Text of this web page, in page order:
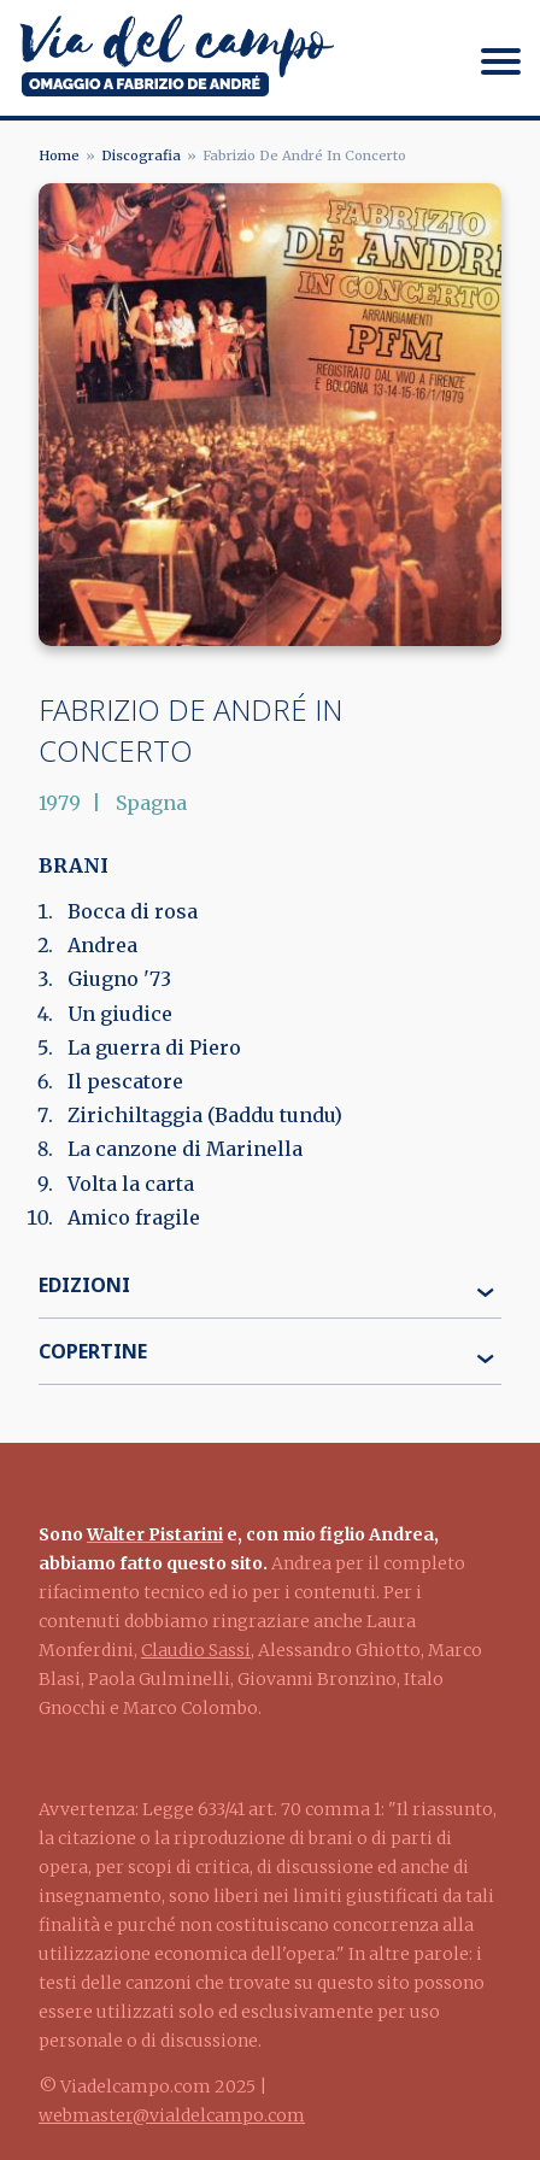
contenuto
principale
Via del campo
BRICIOLE
DI
PANE
Home Discografia Fabrizio De André In Concerto
Image
FABRIZIO DE ANDRÉ IN
CONCERTO
1979 Spagna
BRANI
Bocca di rosa
Andrea
Giugno '73
Un giudice
La guerra di Piero
Il pescatore
Zirichiltaggia (Baddu tundu)
La canzone di Marinella
Volta la carta
Amico fragile
EDIZIONI
COPERTINE
SonoWalter Pistarini e, con mio figlio Andrea,
abbiamo fatto questo sito. Andrea per il completo
rifacimento tecnico ed io per i contenuti. Per i
contenuti dobbiamo ringraziare anche Laura
Monferdini, Claudio Sassi, Alessandro Ghiotto, Marco
Blasi, Paola Gulminelli, Giovanni Bronzino, Italo
Gnocchi e Marco Colombo.
Avvertenza: Legge 633/41 art. 70 comma 1: "Il riassunto,
la citazione o la riproduzione di brani o di parti di
opera, per scopi di critica, di discussione ed anche di
insegnamento, sono liberi nei limiti giustificati da tali
finalità e purché non costituiscano concorrenza alla
utilizzazione economica dell'opera." In altre parole: i
testi delle canzoni che trovate su questo sito possono
essere utilizzati solo ed esclusivamente per uso
personale o di discussione.
© Viadelcampo.com 2025 |
webmaster@vialdelcampo.com